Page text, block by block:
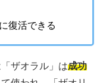
復活できる
ザオラル」は成功